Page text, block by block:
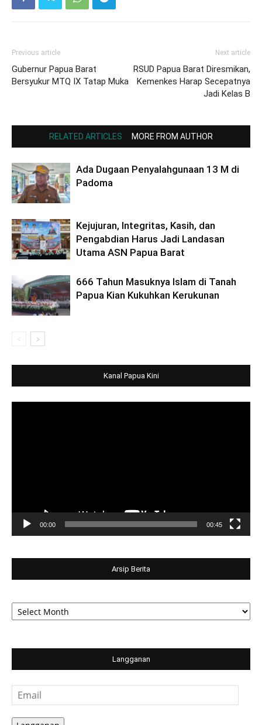
Previous article
Gubernur Papua Barat
Bersyukur MTQ IX Tatap Muka
Next article
RSUD Papua Barat Diresmikan,
Kemenkes Harap Secepatnya
Jadi Kelas B
RELATED ARTICLES MORE FROM AUTHOR
Ada Dugaan Penyalahgunaan 13 M di
Padoma
Kejujuran, Integritas, Kasih, dan
Pengabdian Harus Jadi Landasan
Utama ASN Papua Barat
666 Tahun Masuknya Islam di Tanah
Papua Kian Kukuhkan Kerukunan
Kanal Papua Kini
00:00 00:45
Arsip Berita
Arsip
Berita
Langganan
Email